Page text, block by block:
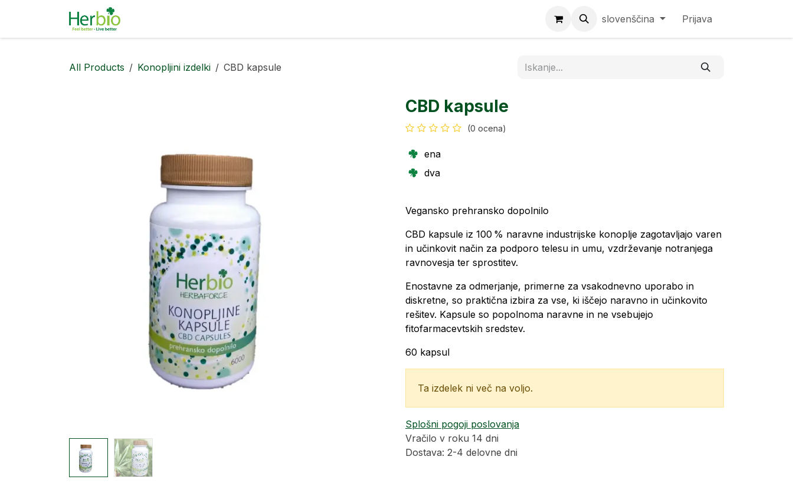
slovenščina Prijava
All Products Konopljini izdelki CBD kapsule
CBD kapsule
(0 ocena)
ena
dva
Vegansko prehransko dopolnilo
CBD kapsule iz 100 % naravne industrijske konoplje zagotavljajo varen
in učinkovit način za podporo telesu in umu, vzdrževanje notranjega
ravnovesja ter sprostitev.
Enostavne za odmerjanje, primerne za vsakodnevno uporabo in
diskretne, so praktična izbira za vse, ki iščejo naravno in učinkovito
rešitev. Kapsule so popolnoma naravne in ne vsebujejo
fitofarmacevtskih sredstev.
60 kapsul
Ta izdelek ni več na voljo.
Splošni pogoji poslovanja
Vračilo v roku 14 dni
Dostava: 2-4 delovne dni